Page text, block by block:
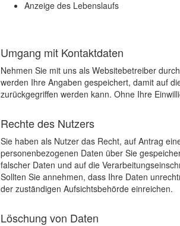
Anzeige des Lebenslaufs
Umgang mit Kontaktdaten
Nehmen Sie mit uns als Websitebetreiber
werden Ihre Angaben gespeichert, damit auf
zurückgegriffen werden kann. Ohne Ihre
Rechte des Nutzers
Sie haben als Nutzer das Recht, auf Antrag
personenbezogenen Daten über Sie
falscher Daten und auf die
Sollten Sie annehmen, dass Ihre Daten
der zuständigen Aufsichtsbehörde einreichen.
Löschung von Daten